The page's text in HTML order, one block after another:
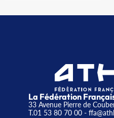
La Fédération
33 Avenue Pierre de
T.01 53 80 70 00-